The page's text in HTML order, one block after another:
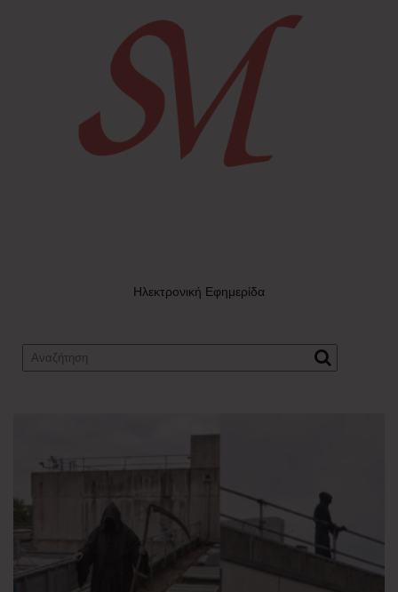
Ηλεκτρονική Εφημερίδα